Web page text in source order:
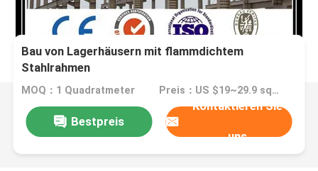
Bau von Lagerhäusern mit flammdichtem
Stahlrahmen
MOQ：1 Quadratmeter Preis：US $19~29.9 square meter
Bestpreis
Kontaktieren Sie
uns